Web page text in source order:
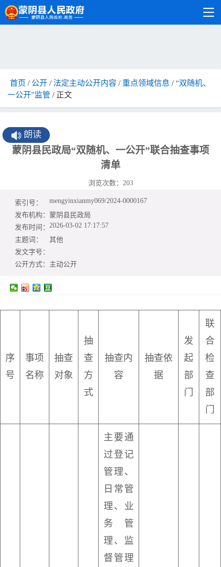
首页 / 公开 /法定主动公开内容 / 重点领域信息 /“双随机、
一公开”监管 / 正文
朗读
蒙阴县民政局“双随机、一公开”联合抽查事项
清单
浏览次数： 203
索引号：
mengyinxianmy069/2024-0000167
发布机构： 蒙阴县民政局
发布时间： 2026-03-02 17:17:57
主题词：
其他
发文字号：
公开方式： 主动公开
序
号
事项
名称
抽查
对象
抽
查
方
式
抽查内
容
抽查依
据
发
起
部
门
联
合
检
查
部
门
主要通
过登记
管理、
日常管
理、业
务管
理、监
督管理